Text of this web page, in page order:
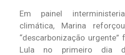
Em painel
climática, Marina
“descarbonização
Lula no primeiro dia